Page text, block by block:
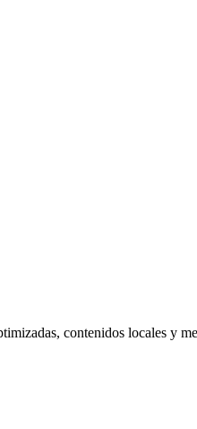
contenidos locales y